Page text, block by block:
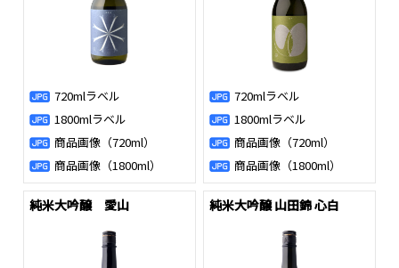
720mlラベル
1800mlラベル
商品画像（720ml）
商品画像（1800ml）
720mlラベル
1800mlラベル
商品画像（720ml）
商品画像（1800ml）
純米大吟醸 愛山 純米大吟醸 山田錦 心白